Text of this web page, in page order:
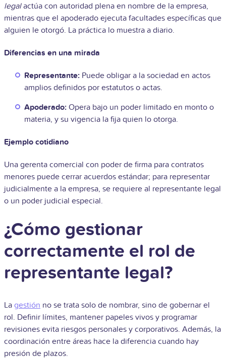
legalactúa con autoridad plena en nombre de la empresa,
mientras que el apoderado ejecuta facultades específicas que
alguien le otorgó. La práctica lo muestra a diario.
Diferencias en una mirada
Representante: Puede obligar a la sociedad en actos
amplios definidos por estatutos o actas.
Apoderado: Opera bajo un poder limitado en monto o
materia, y su vigencia la fija quien lo otorga.
Ejemplo cotidiano
Una gerenta comercial con poder de firma para contratos
menores puede cerrar acuerdos estándar; para representar
judicialmente a la empresa, se requiere al representante legal
o un poder judicial especial.
¿Cómo gestionar
correctamente el rol de
representante legal?
La gestión no se trata solo de nombrar, sino de gobernar el
rol. Definir límites, mantener papeles vivos y programar
revisiones evita riesgos personales y corporativos. Además, la
coordinación entre áreas hace la diferencia cuando hay
presión de plazos.